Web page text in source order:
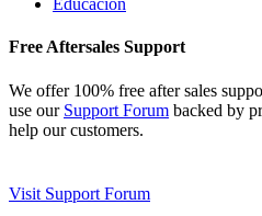
Educación
Free Aftersales Support
We offer 100% free after sales
use our Support Forum backed by
help our customers.
Visit Support Forum